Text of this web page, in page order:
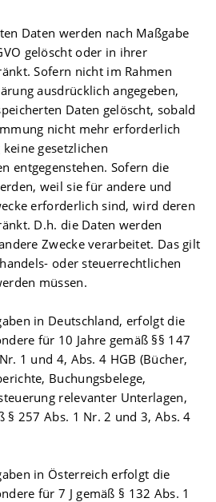
Daten werden nach Maßgabe
gelöscht oder in ihrer
Sofern nicht im Rahmen
ausdrücklich angegeben,
Daten gelöscht, sobald
nicht mehr erforderlich
gesetzlichen
entgegenstehen. Sofern die
weil sie für andere und
erforderlich sind, wird deren
D.h. die Daten werden
Zwecke verarbeitet. Das gilt
oder steuerrechtlichen
müssen.
in Deutschland, erfolgt die
für 10 Jahre gemäß §§ 147
1 und 4, Abs. 4 HGB (Bücher,
Buchungsbelege,
relevanter Unterlagen,
§ 257 Abs. 1 Nr. 2 und 3, Abs. 4
in Österreich erfolgt die
für 7 J gemäß § 132 Abs. 1